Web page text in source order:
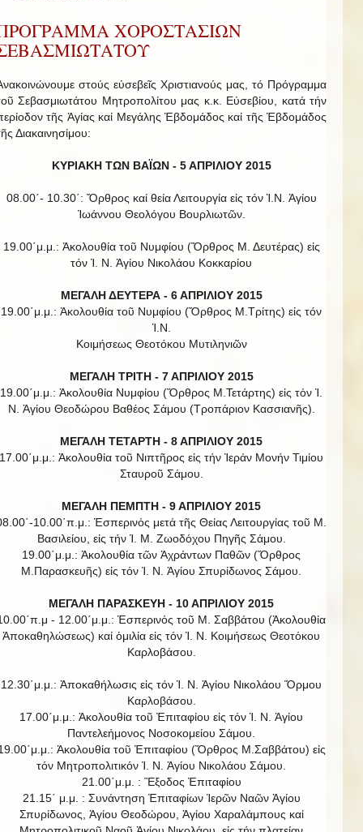
ΧΟΡΟΣΤΑΣΙΩΝ
στούς εὐσεβεῖς Χριστιανούς μας, τό Πρόγραμμα
Σεβασμιωτάτου Μητροπολίτου μας κ.κ. Εὐσεβίου, κατά τήν
τῆς Ἁγίας καί Μεγάλης Ἑβδομάδος καί τῆς Ἑβδομάδος
Διακαινησίμου:
ΚΥΡΙΑΚΗ ΤΩΝ ΒΑΪΩΝ - 5 ΑΠΡΙΛΙΟΥ 2015
08.00΄- 10.30΄: Ὄρθρος καί θεία Λειτουργία εἰς τόν Ἱ.Ν. Ἁγίου
Ἰωάννου Θεολόγου Βουρλιωτῶν.
19.00΄μ.μ.: Ἀκολουθία τοῦ Νυμφίου (Ὄρθρος Μ. Δευτέρας) εἰς
τόν Ἱ. Ν. Ἁγίου Νικολάου Κοκκαρίου
ΜΕΓΑΛΗ ΔΕΥΤΕΡΑ - 6 ΑΠΡΙΛΙΟΥ 2015
19.00΄μ.μ.: Ἀκολουθία τοῦ Νυμφίου (Ὄρθρος Μ.Τρίτης) εἰς τόν
Ἱ.Ν.
Κοιμήσεως Θεοτόκου Μυτιληνιῶν
ΜΕΓΑΛΗ ΤΡΙΤΗ - 7 ΑΠΡΙΛΙΟΥ 2015
19.00΄μ.μ.: Ἀκολουθία Νυμφίου (Ὄρθρος Μ.Τετάρτης) εἰς τόν Ἱ.
Ν. Ἁγίου Θεοδώρου Βαθέος Σάμου (Τροπάριον Κασσιανῆς).
ΜΕΓΑΛΗ ΤΕΤΑΡΤΗ - 8 ΑΠΡΙΛΙΟΥ 2015
17.00΄μ.μ.: Ἀκολουθία τοῦ Νιπτῆρος εἰς τήν Ἱεράν Μονήν Τιμίου
Σταυροῦ Σάμου.
ΜΕΓΑΛΗ ΠΕΜΠΤΗ - 9 ΑΠΡΙΛΙΟΥ 2015
10.00΄π.μ.: Ἑσπερινός μετά τῆς Θείας Λειτουργίας τοῦ Μ.
Βασιλείου, εἰς τήν Ἱ. Μ. Ζωοδόχου Πηγῆς Σάμου.
19.00΄μ.μ.: Ἀκολουθία τῶν Ἀχράντων Παθῶν (Ὄρθρος
Μ.Παρασκευῆς) εἰς τόν Ἱ. Ν. Ἁγίου Σπυρίδωνος Σάμου.
ΜΕΓΑΛΗ ΠΑΡΑΣΚΕΥΗ - 10 ΑΠΡΙΛΙΟΥ 2015
- 12.00΄μ.μ.: Ἑσπερινός τοῦ Μ. Σαββάτου (Ἀκολουθία
Ἀποκαθηλώσεως) καί ὁμιλία εἰς τόν Ἱ. Ν. Κοιμήσεως Θεοτόκου
Καρλοβάσου.
12.30΄μ.μ.: Ἀποκαθήλωσις εἰς τόν Ἱ. Ν. Ἁγίου Νικολάου Ὅρμου
Καρλοβάσου.
17.00΄μ.μ.: Ἀκολουθία τοῦ Ἐπιταφίου εἰς τόν Ἱ. Ν. Ἁγίου
Παντελεήμονος Νοσοκομείου Σάμου.
Ἀκολουθία τοῦ Ἐπιταφίου (Ὄρθρος Μ.Σαββάτου) εἰς
τόν Μητροπολιτικόν Ἱ. Ν. Ἁγίου Νικολάου Σάμου.
21.00΄μ.μ. : Ἒξοδος Ἐπιταφίου
21.15΄ μ.μ. : Συνάντηση Ἐπιταφίων Ἱερῶν Ναῶν Ἀγίου
Σπυρίδωνος, Ἁγίου Θεοδώρου, Ἁγίου Χαραλάμπους καί